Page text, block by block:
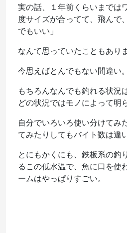
実の話、１年前くらいまでは
度サイズが合ってて、飛んで
でもいい」
なんて思っていたこともあり
今思えばとんでもない間違い。
もちろんなんでも釣れる状況
どの状況ではモノによって明
自分でいろいろ使い分けてみ
てみたりしてもバイト数は違
とにもかくにも、鉄板系の釣
るこの低水温で、魚に口を使
ームはやっぱりすごい。